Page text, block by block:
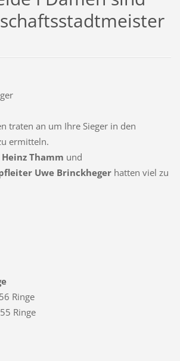
traten an um Ihre Sieger in den
ermitteln.
Thamm und
Uwe Brinckhegerhatten viel zu
Ringe
Ringe